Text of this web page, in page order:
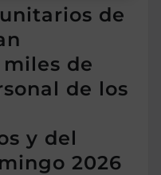
de
de
de los
y del
2026